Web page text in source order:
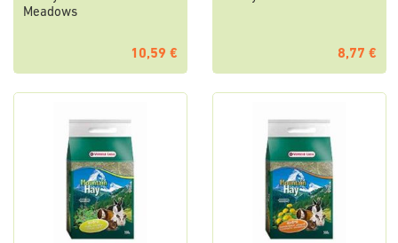
Meadows
10,59 € 8,77 €